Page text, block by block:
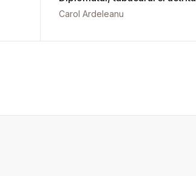
Carol Ardeleanu